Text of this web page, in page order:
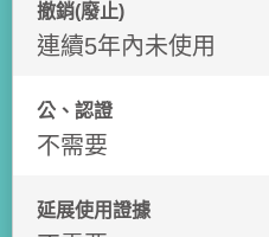
撤銷(廢止)
連續5年內未使用
公、認證
不需要
延展使用證據